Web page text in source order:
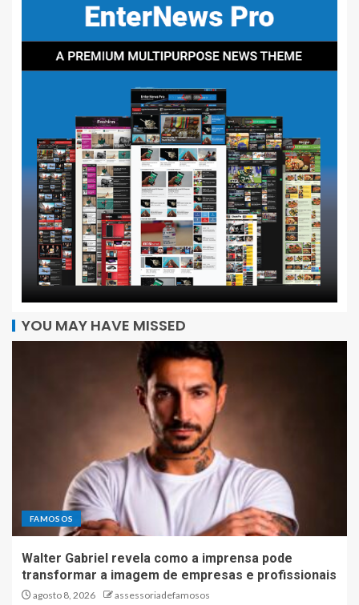
YOU MAY HAVE MISSED
FAMOSOS
Walter Gabriel revela como a imprensa pode
transformar a imagem de empresas e profissionais
agosto 8, 2026 assessoriadefamosos